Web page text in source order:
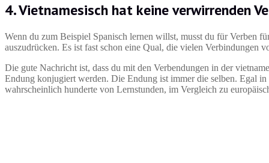
4. Vietnamesisch hat keine verwirrenden
Wenn du zum Beispiel Spanisch lernen willst, musst du für Verben
auszudrücken. Es ist fast schon eine Qual, die vielen Verbindungen
Die gute Nachricht ist, dass du mit den Verbendungen in der
Endung konjugiert werden. Die Endung ist immer die selben. Egal
wahrscheinlich hunderte von Lernstunden, im Vergleich zu